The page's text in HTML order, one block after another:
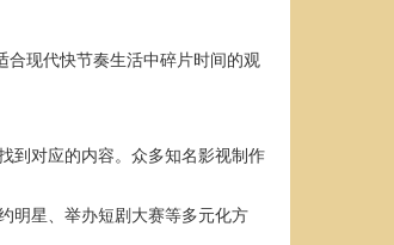
现代快节奏生活中碎片时间的观
到对应的内容。众多知名影视制作
明星、举办短剧大赛等多元化方